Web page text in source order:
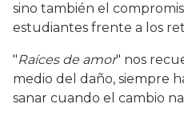
sino también el
estudiantes frente a los
"Raíces de amor" nos
medio del daño, siempre
sanar cuando el cambio